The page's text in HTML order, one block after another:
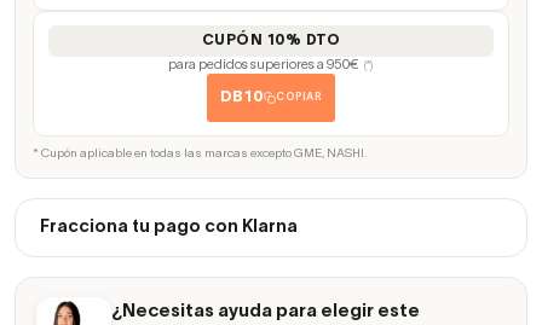
CUPÓN 10% DTO
para pedidos superiores a 950€ (*)
DB10 COPIAR
* Cupón aplicable en todas las marcas excepto GME, NASHI.
Fracciona tu pago con Klarna
¿Necesitas ayuda para elegir este